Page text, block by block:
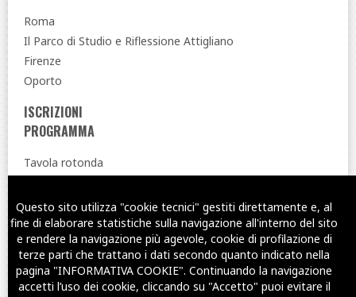
Questo sito utilizza "cookie tecnici" gestiti direttamente e, al
fine di elaborare statistiche sulla navigazione all'interno del sito
e rendere la navigazione più agevole, cookie di profilazione di
terze parti che trattano i dati secondo quanto indicato nella
pagina "INFORMATIVA COOKIE". Continuando la navigazione
accetti l’uso dei cookie, cliccando su "Accetto" puoi evitare il
Roma
Il Parco di Studio e Riflessione Attigliano
Firenze
Oporto
ISCRIZIONI
PROGRAMMA
Tavola rotonda
Twitter
Facebook
© Copyright 2016-2026 - CSU "Salvatore Puledda" e CSU "Ti con Zero"
This site is powered by